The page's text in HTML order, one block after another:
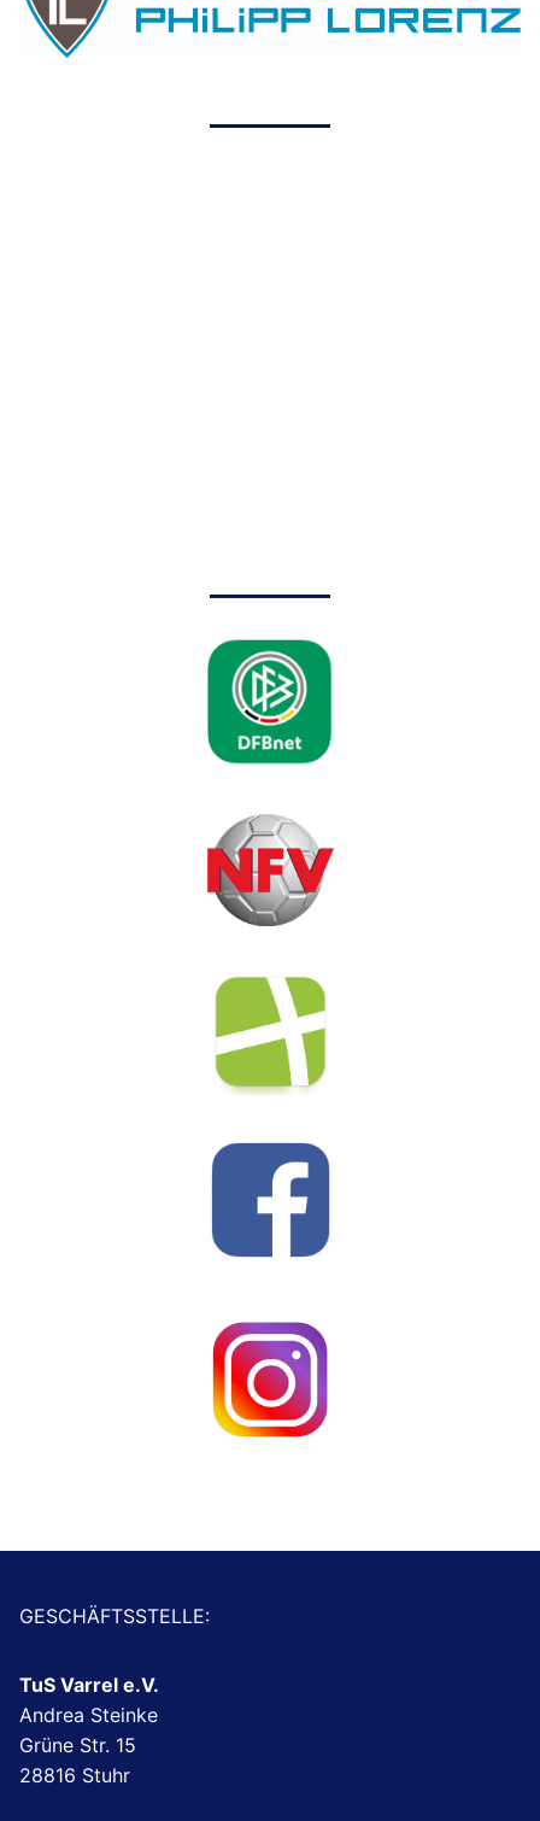
GESCHÄFTSSTELLE:
TuS Varrel e.V.
Andrea Steinke
Grüne Str. 15
28816 Stuhr